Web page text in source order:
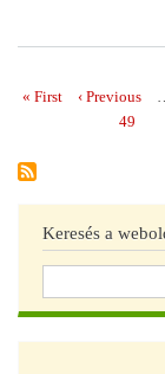
Oldalszámozás
Első
« First
Előző
‹ Previous
Page
49
Keresés a
Keresés